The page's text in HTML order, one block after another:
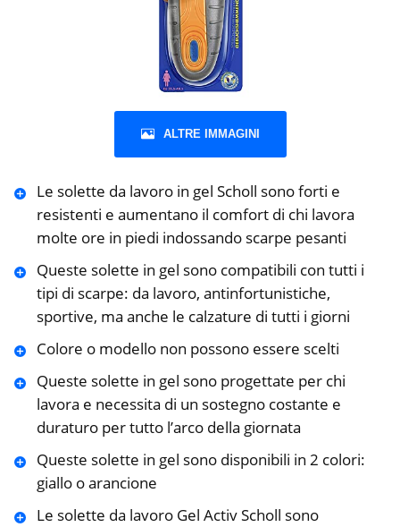
ALTRE IMMAGINI
Le solette da lavoro in gel Scholl sono forti e
resistenti e aumentano il comfort di chi lavora
molte ore in piedi indossando scarpe pesanti
Queste solette in gel sono compatibili con tutti i
tipi di scarpe: da lavoro, antinfortunistiche,
sportive, ma anche le calzature di tutti i giorni
Colore o modello non possono essere scelti
Queste solette in gel sono progettate per chi
lavora e necessita di un sostegno costante e
duraturo per tutto l’arco della giornata
Queste solette in gel sono disponibili in 2 colori:
giallo o arancione
Le solette da lavoro Gel Activ Scholl sono